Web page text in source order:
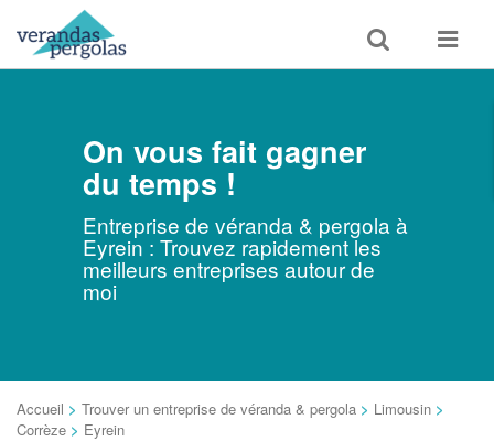
Toggle
search
Toggle
On vous fait gagner
du temps !
Entreprise de véranda & pergola à
Eyrein : Trouvez rapidement les
meilleurs entreprises autour de
moi
Accueil > Trouver un entreprise de véranda & pergola > Limousin >
Corrèze > Eyrein